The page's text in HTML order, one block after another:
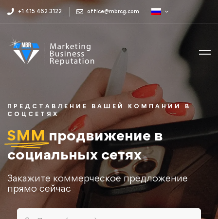
+1 415 462 3122 office@mbrcg.com
ПРЕДСТАВЛЕНИЕ ВАШЕЙ КОМПАНИИ В
СОЦСЕТЯХ
SMM продвижение в
социальных сетях​
Закажите коммерческое предложение
прямо сейчас